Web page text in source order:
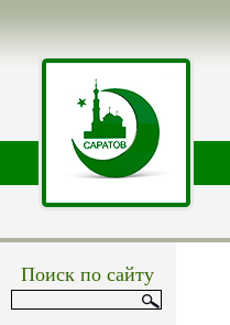
Поиск по сайту